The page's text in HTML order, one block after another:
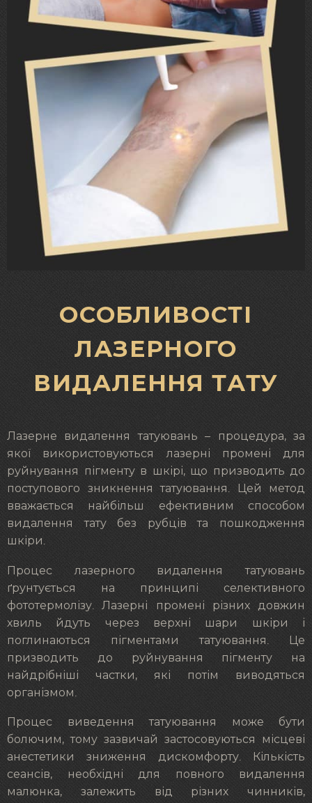
ОСОБЛИВОСТІ
ЛАЗЕРНОГО
ВИДАЛЕННЯ ТАТУ
Лазерне видалення татуювань – процедура, за
якої використовуються лазерні промені для
руйнування пігменту в шкірі, що призводить до
поступового зникнення татуювання. Цей метод
вважається найбільш ефективним способом
видалення тату без рубців та пошкодження
шкіри.
Процес лазерного видалення татуювань
ґрунтується на принципі селективного
фототермолізу. Лазерні промені різних довжин
хвиль йдуть через верхні шари шкіри і
поглинаються пігментами татуювання. Це
призводить до руйнування пігменту на
найдрібніші частки, які потім виводяться
організмом.
Процес виведення татуювання може бути
болючим, тому зазвичай застосовуються місцеві
анестетики зниження дискомфорту. Кількість
сеансів, необхідні для повного видалення
малюнка, залежить від різних чинників,